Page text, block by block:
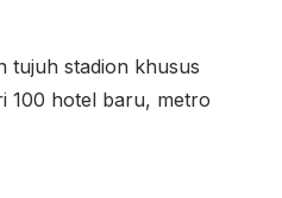
tujuh stadion khusus
100 hotel baru, metro